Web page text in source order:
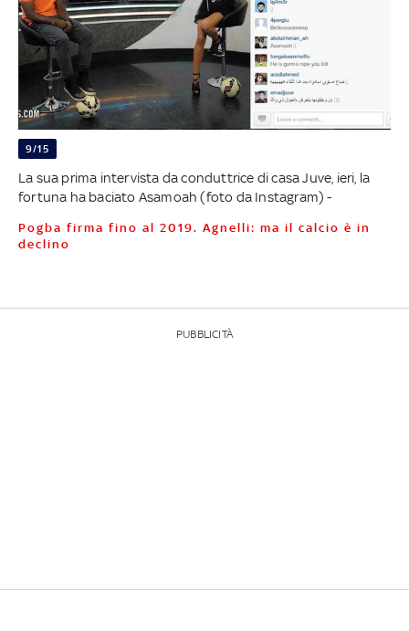
9/15
La sua prima intervista da conduttrice di casa Juve, ieri, la
fortuna ha baciato Asamoah (foto da Instagram) -
Pogba firma fino al 2019. Agnelli: ma il calcio è in
declino
PUBBLICITÀ